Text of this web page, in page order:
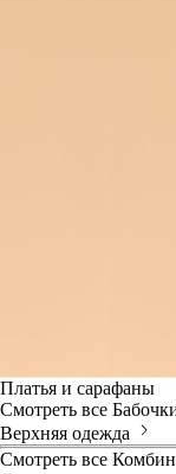
Платья и сарафаны
Смотреть все
Верхняя одежда
Смотреть все